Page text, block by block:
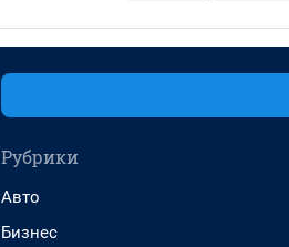
Рубрики
Авто
Бизнес